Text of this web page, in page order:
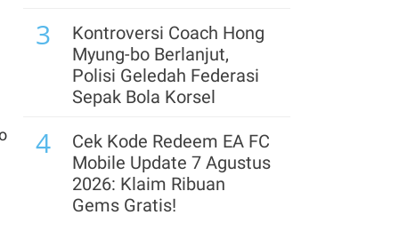
7
Usai Suspensi Dicabut
BEI, Saham COAL
Melesat 8,7% Meski
Masih Merugi
8
Jelang Delisting,
Indointernet (EDGE)
Telah Serap 7,1 Juta
Saham di Harga Rp
3
Kontroversi Coach Hong
Myung-bo Berlanjut,
Polisi Geledah Federasi
Sepak Bola Korsel
4
Cek Kode Redeem EA FC
Mobile Update 7 Agustus
2026: Klaim Ribuan
Gems Gratis!